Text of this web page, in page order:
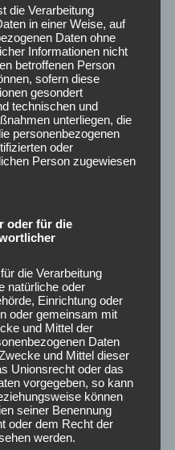
paar bunte Stühle, ein
Vielfalt wirklich
Herausforderungen.
gestalten.
unterschiedlich sein
die Verarbeitung
in einer Weise, auf
Daten ohne
Informationen nicht
betroffenen Person
sofern diese
gesondert
technischen und
unterliegen, die
personenbezogenen
oder
Person zugewiesen
oder für die
die Verarbeitung
natürliche oder
Einrichtung oder
oder gemeinsam mit
und Mittel der
Daten
und Mittel dieser
Unionsrecht oder das
vorgegeben, so kann
können
seiner Benennung
oder dem Recht der
werden.